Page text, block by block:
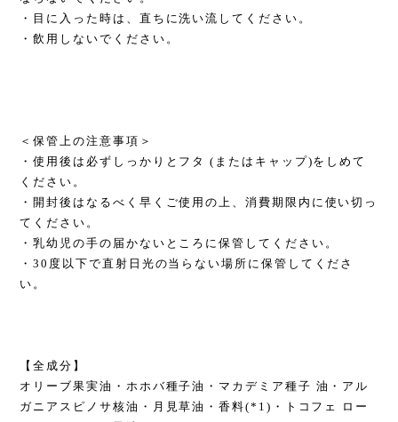
・目に入った時は、直ちに洗い流してください。
・飲用しないでください。
＜保管上の注意事項＞
・使用後は必ずしっかりとフタ (またはキャップ)をしめて
ください。
・開封後はなるべく早くご使用の上、消費期限内に使い切っ
てください。
・乳幼児の手の届かないところに保管してください。
・30度以下で直射日光の当らない場所に保管してくださ
い。
【全成分】
オリーブ果実油・ホホバ種子油・マカデミア種子 油・アル
ガニアスピノサ核油・月見草油・香料(*1)・トコフェ ロー